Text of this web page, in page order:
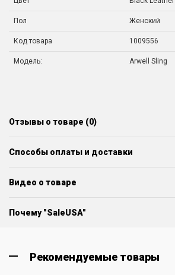
Пол Женский
Код товара 1009556
Модель: Arwell Sling
Отзывы о товаре (0)
Способы оплаты и доставки
Видео о товаре
Почему "SaleUSA"
Рекомендуемые товары